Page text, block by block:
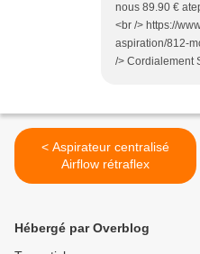
nous 89.90 €
<br /> https://
aspiration/812-
/> Cordialement
< Aspirateur centralisé
Airflow rétraflex
Hébergé par Overblog